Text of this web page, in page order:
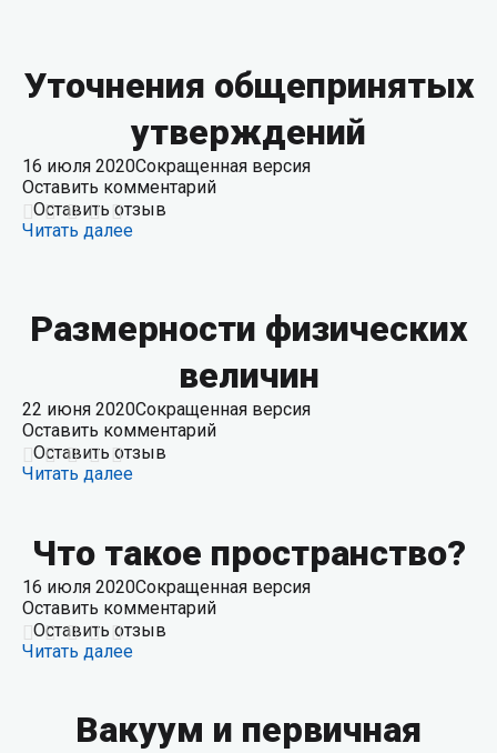
Уточнения общепринятых
утверждений
16 июля 2020Сокращенная версия
Оставить комментарий
Оставить отзыв
Читать далее
Размерности физических
величин
22 июня 2020Сокращенная версия
Оставить комментарий
Оставить отзыв
Читать далее
Что такое пространство?
16 июля 2020Сокращенная версия
Оставить комментарий
Оставить отзыв
Читать далее
Вакуум и первичная